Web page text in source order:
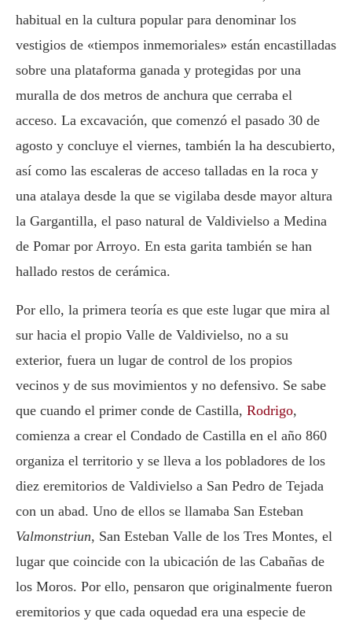
habitual en la cultura popular para denominar los
vestigios de «tiempos inmemoriales» están encastilladas
sobre una plataforma ganada y protegidas por una
muralla de dos metros de anchura que cerraba el
acceso. La excavación, que comenzó el pasado 30 de
agosto y concluye el viernes, también la ha descubierto,
así como las escaleras de acceso talladas en la roca y
una atalaya desde la que se vigilaba desde mayor altura
la Gargantilla, el paso natural de Valdivielso a Medina
de Pomar por Arroyo. En esta garita también se han
hallado restos de cerámica.
Por ello, la primera teoría es que este lugar que mira al
sur hacia el propio Valle de Valdivielso, no a su
exterior, fuera un lugar de control de los propios
vecinos y de sus movimientos y no defensivo. Se sabe
que cuando el primer conde de Castilla, Rodrigo,
comienza a crear el Condado de Castilla en el año 860
organiza el territorio y se lleva a los pobladores de los
diez eremitorios de Valdivielso a San Pedro de Tejada
con un abad. Uno de ellos se llamaba San Esteban
Valmonstriun, San Esteban Valle de los Tres Montes, el
lugar que coincide con la ubicación de las Cabañas de
los Moros. Por ello, pensaron que originalmente fueron
eremitorios y que cada oquedad era una especie de